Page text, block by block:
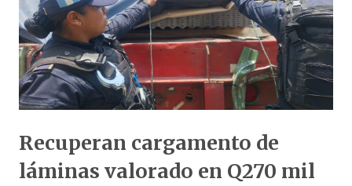
Recuperan cargamento de
láminas valorado en Q270 mil